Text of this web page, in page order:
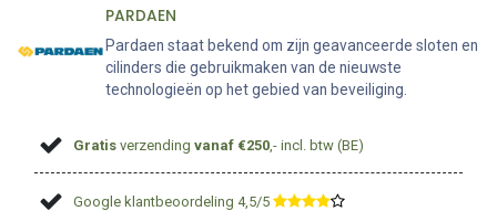
PARDAEN
Pardaen staat bekend om zijn geavanceerde sloten en
cilinders die gebruikmaken van de nieuwste
technologieën op het gebied van beveiliging.
Gratis verzendingvanaf €250,- incl. btw (BE)
Google klantbeoordeling 4,5/5 ​